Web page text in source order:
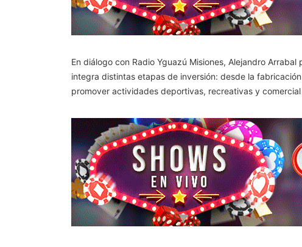
En diálogo con Radio Yguazú Misiones, Alejandro
integra distintas etapas de inversión: desde la
promover actividades deportivas, recreativas y